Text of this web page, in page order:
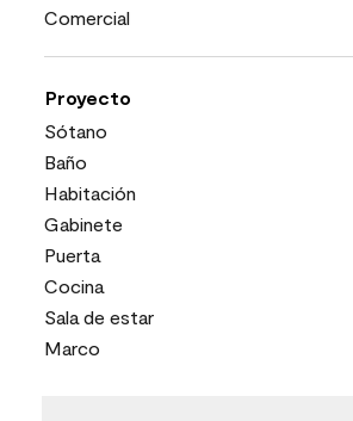
Comercial
Proyecto
Sótano
Baño
Habitación
Gabinete
Puerta
Cocina
Sala de estar
Marco